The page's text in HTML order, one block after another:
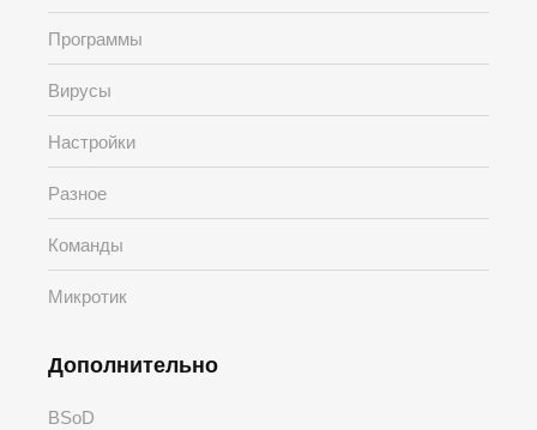
Программы
Вирусы
Настройки
Разное
Команды
Микротик
Дополнительно
BSoD